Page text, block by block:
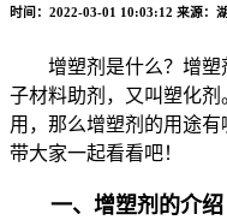
时间：2022-03-01 10:03:12 来源：
增塑剂是什么？增塑
子材料助剂，又叫塑化
用，那么增塑剂的用途
带大家一起看看吧！
一、增塑剂的介绍